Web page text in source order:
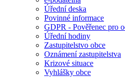
Úřední deska
Povinné informace
GDPR - Pověřenec pro
Úřední hodiny
Zastupitelstvo obce
Oznámení zastupitelstva
Krizové situace
Vyhlášky obce